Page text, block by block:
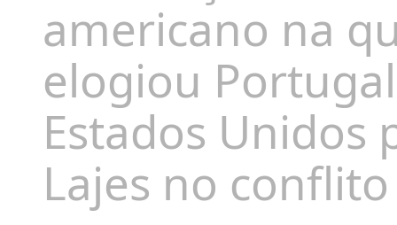
americano na
elogiou
Estados Unidos
Lajes no